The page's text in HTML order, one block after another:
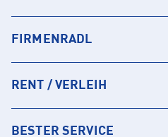
FIRMENRADL
RENT / VERLEIH
BESTER SERVICE